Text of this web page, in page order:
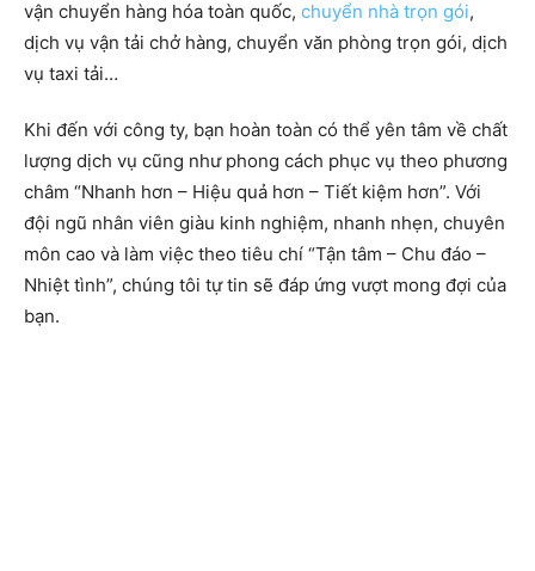
vận chuyển hàng hóa toàn quốc, chuyển nhà trọn gói,
dịch vụ vận tải chở hàng, chuyển văn phòng trọn gói, dịch
vụ taxi tải…
Khi đến với công ty, bạn hoàn toàn có thể yên tâm về chất
lượng dịch vụ cũng như phong cách phục vụ theo phương
châm “Nhanh hơn – Hiệu quả hơn – Tiết kiệm hơn”. Với
đội ngũ nhân viên giàu kinh nghiệm, nhanh nhẹn, chuyên
môn cao và làm việc theo tiêu chí “Tận tâm – Chu đáo –
Nhiệt tình”, chúng tôi tự tin sẽ đáp ứng vượt mong đợi của
bạn.